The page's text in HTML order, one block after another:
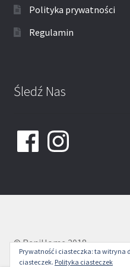
Polityka prywatności
Regulamin
Śledź Nas
FacebookInstagram
© ReniHome 2018
Prywatność i ciasteczka: ta witryna
ciasteczek. Polityka ciasteczek